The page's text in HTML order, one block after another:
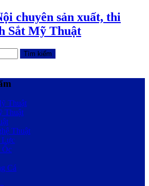
Tìm kiếm
Thuật
Thuật
Thuật
Lực
Ốc
Cá